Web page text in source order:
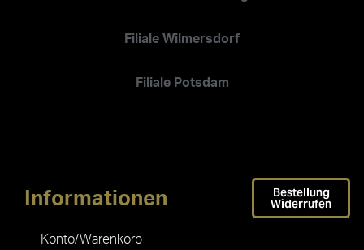
Filiale Wilmersdorf
Filiale Potsdam
Informationen
Konto/Warenkorb
Bestellung
Widerrufen